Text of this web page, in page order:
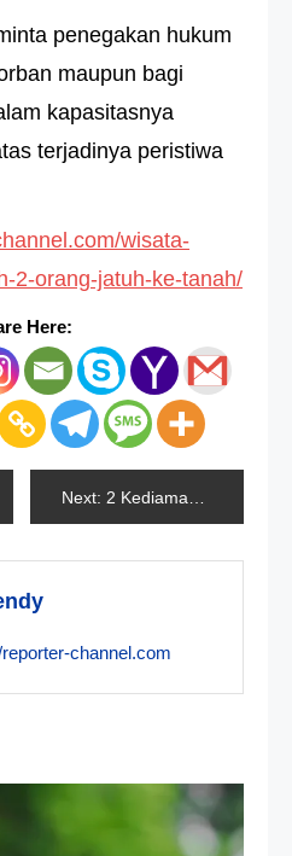
penegakan hukum
maupun bagi
kapasitasnya
terjadinya peristiwa
wisata-
2-orang-jatuh-ke-tanah/
Here:
Next: 2 Kediaman Ketua KPK Digeledah Polisi, Ini Hasilnya
channel.com